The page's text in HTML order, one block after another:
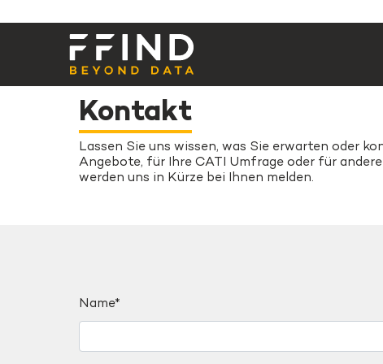
Kontakt
Lassen Sie uns wissen, was Sie erwarten oder
Angebote, für Ihre CATI Umfrage oder für
werden uns in Kürze bei Ihnen melden.
Name*